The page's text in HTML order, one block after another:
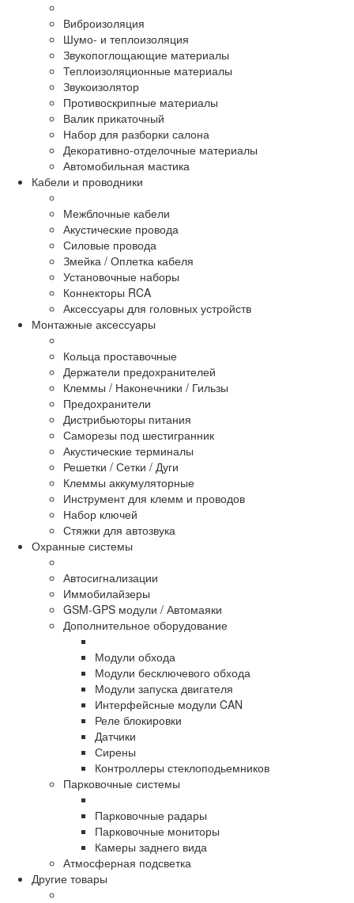
Виброизоляция
Шумо- и теплоизоляция
Звукопоглощающие материалы
Теплоизоляционные материалы
Звукоизолятор
Противоскрипные материалы
Валик прикаточный
Набор для разборки салона
Декоративно-отделочные материалы
Автомобильная мастика
Кабели и проводники
Межблочные кабели
Акустические провода
Силовые провода
Змейка / Оплетка кабеля
Установочные наборы
Коннекторы RCA
Аксессуары для головных устройств
Монтажные аксессуары
Кольца проставочные
Держатели предохранителей
Клеммы / Наконечники / Гильзы
Предохранители
Дистрибьюторы питания
Саморезы под шестигранник
Акустические терминалы
Решетки / Сетки / Дуги
Клеммы аккумуляторные
Инструмент для клемм и проводов
Набор ключей
Стяжки для автозвука
Охранные системы
Автосигнализации
Иммобилайзеры
GSM-GPS модули / Автомаяки
Дополнительное оборудование
Модули обхода
Модули бесключевого обхода
Модули запуска двигателя
Интерфейсные модули CAN
Реле блокировки
Датчики
Сирены
Контроллеры стеклоподьемников
Парковочные системы
Парковочные радары
Парковочные мониторы
Камеры заднего вида
Атмосферная подсветка
Другие товары